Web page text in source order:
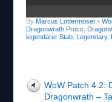
By Marcus Lottermoser•
Dragonwrath Procc
legendärer Stab, Legendary,
WoW Patch 4.2:
Dragonwrath –